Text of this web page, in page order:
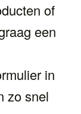
of
een
in
zo snel